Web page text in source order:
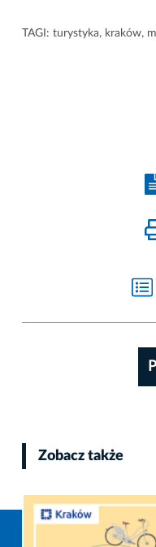
TAGI: turystyka, kraków,
Zobacz także